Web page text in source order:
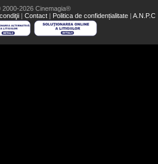
2026 Cinemagia®
| Contact | Politica de confidențialitate | A.N.P.C